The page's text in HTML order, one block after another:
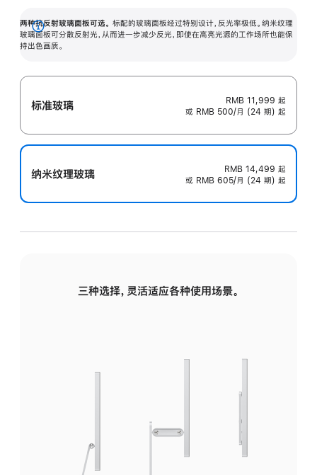
两种抗反射玻璃面板可选。 标配的玻璃面板经过特别设计，反光率极低。纳米纹理
玻璃面板可分散反射光，从而进一步减少反光，即使在高亮光源的工作场所也能保
持出色画质。
展
开
标准玻璃 RMB 11,999 起
或 RMB 500/月 (24 期) 起
纳米纹理玻璃 RMB 14,499 起
或 RMB 605/月 (24 期) 起
三种选择，灵活适应各种使用场景。